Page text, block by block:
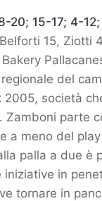
20; 15-17; 4-
15, Ziotti
del
2005, società
Zamboni parte
a meno del
palla a due è
in
tornare in